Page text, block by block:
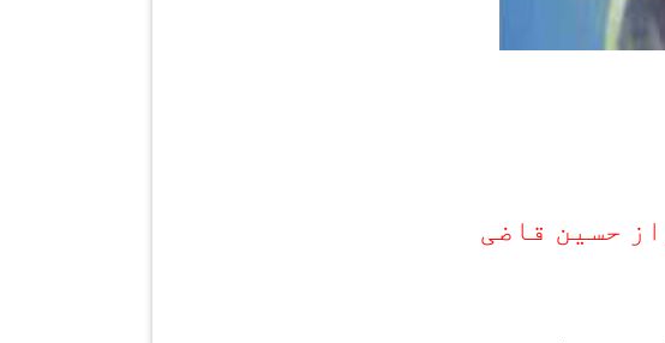
حسین قاضی